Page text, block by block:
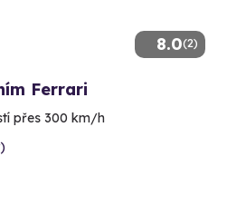
8.0(2)
Ferrari
přes 300 km/h